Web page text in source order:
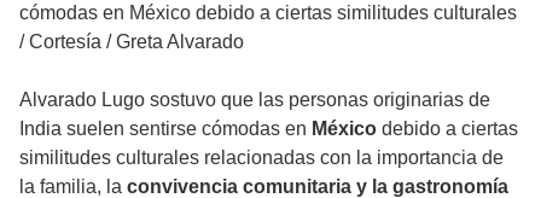
cómodas en México debido a ciertas similitudes culturales
/Cortesía / Greta Alvarado
Alvarado Lugo sostuvo que las personas originarias de
India suelen sentirse cómodas en México debido a ciertas
similitudes culturales relacionadas con la importancia de
la familia, la convivencia comunitaria y la gastronomía